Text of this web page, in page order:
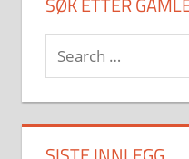
Search
for: